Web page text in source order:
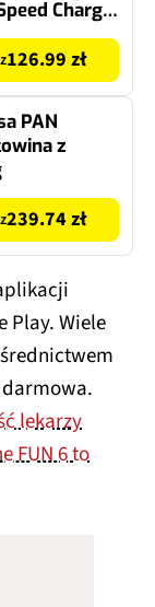
Charge
m Czarny
126.99 zł
PAN
z
239.74 zł
Play. Wiele
lekarzy
FUN 6 to